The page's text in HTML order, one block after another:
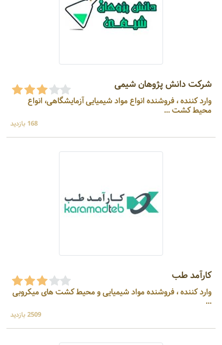
شرکت دانش پژوهان شیمی
وارد کننده ، فروشنده انواع مواد شیمیایی آزمایشگاهی، انواع
محیط کشت ...
168 بازدید
کارآمد طب
وارد کننده ، فروشنده مواد شیمیایی و محیط کشت های میکروبی
...
2509 بازدید